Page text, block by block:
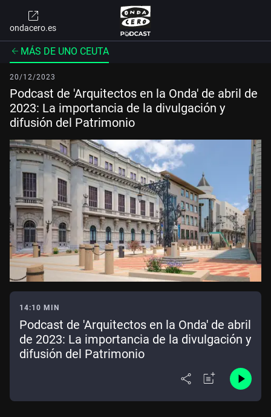
ondacero.es
MÁS DE UNO CEUTA
20/12/2023
Podcast de 'Arquitectos en la Onda' de abril de
2023: La importancia de la divulgación y
difusión del Patrimonio
14:10 MIN
Podcast de 'Arquitectos en la Onda' de abril
de 2023: La importancia de la divulgación y
difusión del Patrimonio